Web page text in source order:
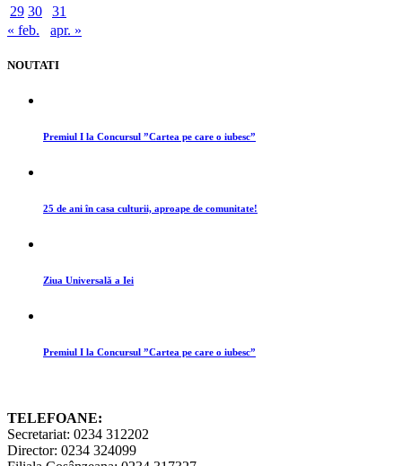
29 30
31
« feb.
apr. »
NOUTATI
Premiul I la Concursul ”Cartea pe care o iubesc”
25 de ani în casa culturii, aproape de comunitate!
Ziua Universală a Iei
Premiul I la Concursul ”Cartea pe care o iubesc”
TELEFOANE:
Secretariat: 0234 312202
Director: 0234 324099